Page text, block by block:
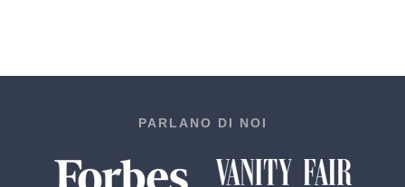
PARLANO DI NOI